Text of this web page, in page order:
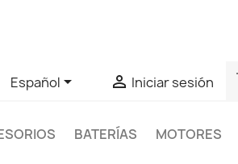
Español  Iniciar sesión
BATERÍAS MOTORES